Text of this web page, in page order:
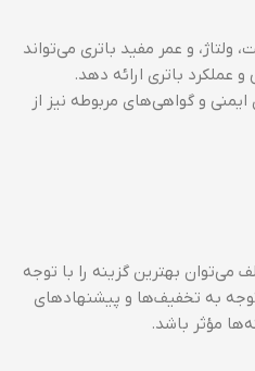
و عمر مفید باتری می‌تواند
عملکرد باتری ارائه دهد.
و گواهی‌های مربوطه نیز از
بهترین گزینه را با توجه
به تخفیف‌ها و پیشنهادهای
مؤثر باشد.